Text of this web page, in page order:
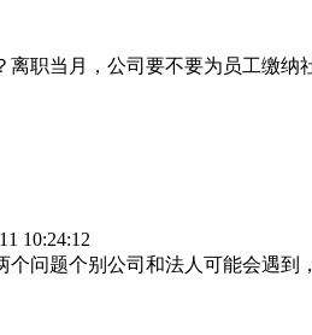
职当月，公司要不要为员工缴纳
10:24:12
问题个别公司和法人可能会遇